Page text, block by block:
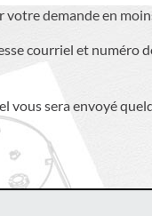
votre demande en
courriel et numéro
vous sera envoyé